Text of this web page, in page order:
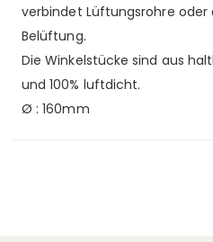
verbindet Lüftungsrohre oder
Belüftung.
Die Winkelstücke sind aus
und 100% luftdicht.
Ø : 160mm